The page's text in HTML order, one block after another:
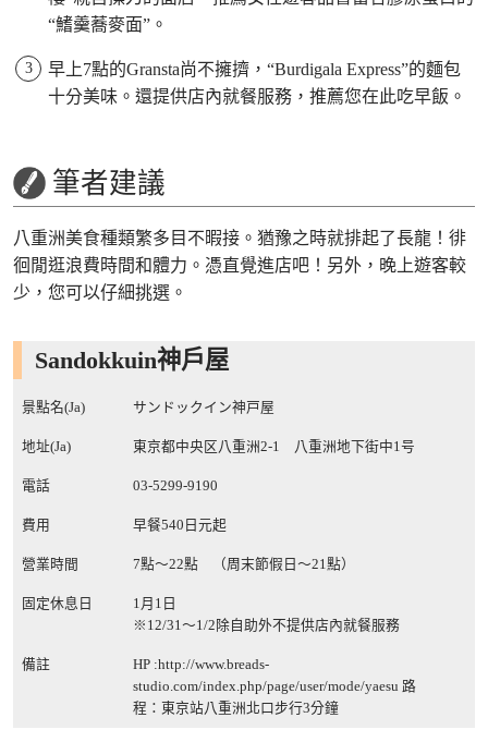
“鰭羹蕎麥面”。
早上7點的Gransta尚不擁擠，“Burdigala Express”的麵包
十分美味。還提供店內就餐服務，推薦您在此吃早飯。
筆者建議
八重洲美食種類繁多目不暇接。猶豫之時就排起了長龍！徘
徊閒逛浪費時間和體力。憑直覺進店吧！另外，晚上遊客較
少，您可以仔細挑選。
Sandokkuin神戶屋
景點名(Ja) サンドックイン神戸屋
地址(Ja) 東京都中央区八重洲2-1 八重洲地下街中1号
電話 03-5299-9190
費用 早餐540日元起
營業時間 7點〜22點 （周末節假日〜21點）
固定休息日
1月1日
※12/31〜1/2除自助外不提供店內就餐服務
備註 HP :http://www.breads-
studio.com/index.php/page/user/mode/yaesu 路
程：東京站八重洲北口步行3分鐘